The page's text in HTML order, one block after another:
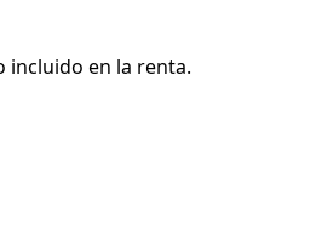
incluido en la renta.